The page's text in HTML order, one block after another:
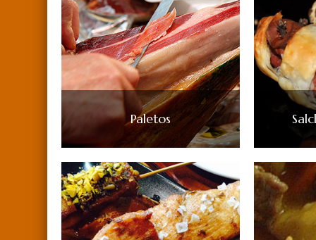
Paletos